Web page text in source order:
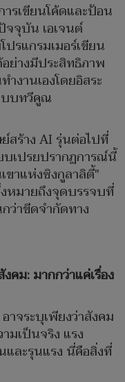
รเขียนโค้ดและป้อน
จุบัน เอเจนต์
รแกรมเมอร์เขียน
ย่างมีประสิทธิภาพ
งานเองโดยอิสระ
บบทวีคูณ
สร้าง AI รุ่นต่อไปที่
บเปรยปรากฏการณ์นี้
าแห่งซิงกูลาลิตี้"
หมายถึงจุดบรรจบที่
ว่าขีดจำกัดทาง
คม: มากกว่าแค่เรื่อง
าจระบุเพียงว่าสังคม
มเป็นจริง แรง
ละรุนแรง นี่คือสิ่งที่